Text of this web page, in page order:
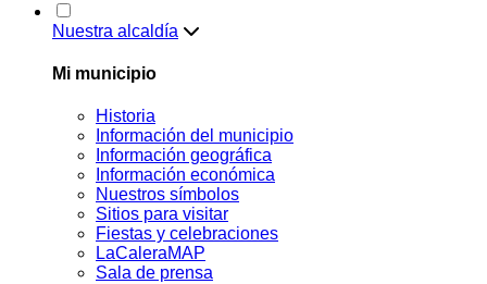
Nuestra alcaldía
Mi municipio
Historia
Información del municipio
Información geográfica
Información económica
Nuestros símbolos
Sitios para visitar
Fiestas y celebraciones
LaCaleraMAP
Sala de prensa